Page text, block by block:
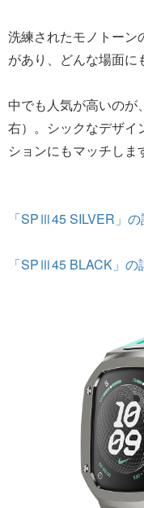
洗練されたモノトーン
があり、どんな場面に
中でも人気が高いの
右）。シックなデザイ
ションにもマッチしま
「SPⅢ45 SILVER」
「SPⅢ45 BLACK」の